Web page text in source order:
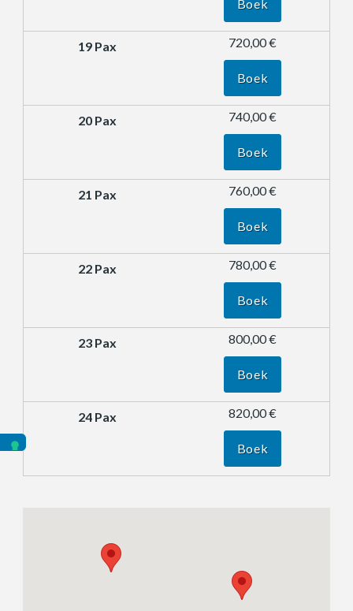
Boek
720,00 €
Boek
740,00 €
Boek
760,00 €
Boek
780,00 €
Boek
800,00 €
Boek
820,00 €
Boek